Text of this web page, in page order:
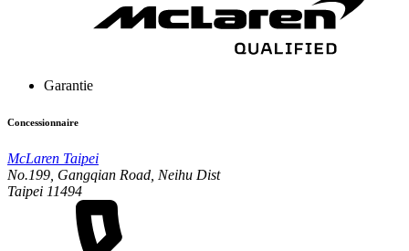
Garantie
Concessionnaire
McLaren Taipei
No.199, Gangqian Road, Neihu Dist
Taipei 11494